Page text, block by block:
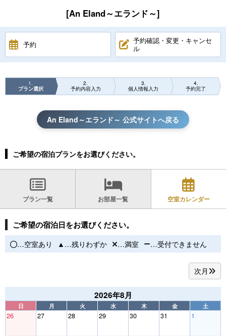
[An Eland～エランド～]
予約
予約確認・変更・キャンセ
ル
1
プラン選択
2
予約内容入力
3
個人情報入力
4
予約完了
An Eland～エランド～ 公式サイトへ戻る
ご希望の宿泊プランをお選びください。
プラン一覧 お部屋一覧 空室カレンダー
ご希望の宿泊日をお選びください。
…空室あり …残りわずか …満室 …受付できません
次月
2026年8月
日 月 火 水 木 金 土
26 27 28 29 30 31 1